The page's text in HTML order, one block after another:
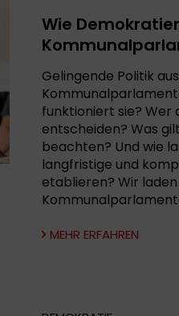
Wie
Gelingende Politik aus
funktioniert sie? Wer
entscheiden? Was
beachten? Und wie
langfristige und
etablieren? Wir
MEHR ERFAHREN